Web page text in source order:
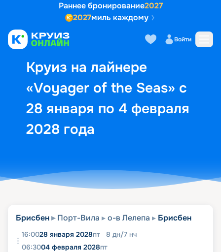
Раннее бронирование2027
2027миль каждому
Войти
Круиз на лайнере
«Voyager of the Seas» с
28 января по 4 февраля
2028 года
Выбор кают Маршрут и
Брисбен Порт-Вила о-в Лелепа Брисбен
16:0028 января 2028пт 8 дн/7 нч
06:3004 февраля 2028пт